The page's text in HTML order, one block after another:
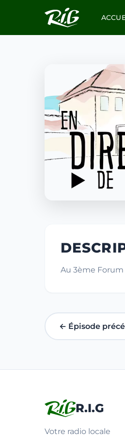
Au 3ème
← Épisode
R.I.G
Votre radio locale